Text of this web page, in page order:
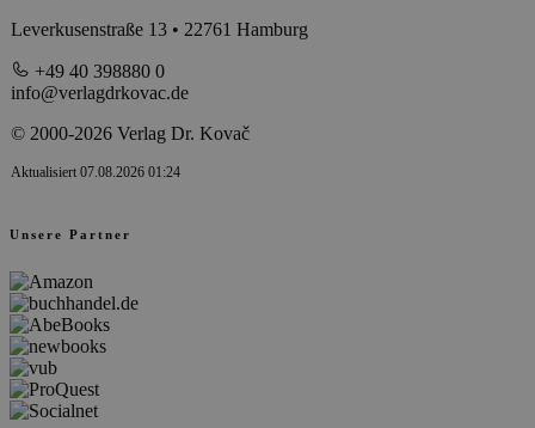
Leverkusenstraße 13 • 22761 Hamburg
+49 40 398880 0
info@verlagdrkovac.de
© 2000-2026 Verlag Dr. Kovač
Aktualisiert 07.08.2026 01:24
Unsere Partner